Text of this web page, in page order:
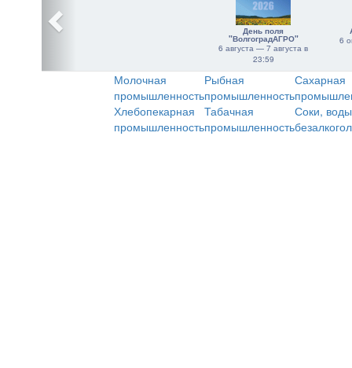
День поля
"ВолгоградАГРО"
6 августа — 7 августа в
23:59
6
Молочная
промышленность
Рыбная
промышленность
Сахарная
Хлебопекарная
промышленность
Табачная
промышленность
Соки,